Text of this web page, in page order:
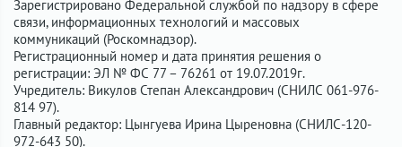
Зарегистрировано Федеральной службой по надзору в сфере
связи, информационных технологий и массовых
коммуникаций (Роскомнадзор).
Регистрационный номер и дата принятия решения о
регистрации: ЭЛ № ФС 77 – 76261 от 19.07.2019г.
Учредитель: Викулов Степан Александрович (СНИЛС 061-976-
814 97).
Главный редактор: Цынгуева Ирина Цыреновна (СНИЛС-120-
972-643 50).